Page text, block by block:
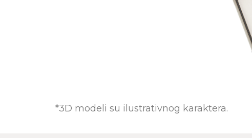
*3D modeli su ilustrativnog karaktera.